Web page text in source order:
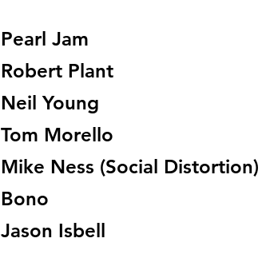
Pearl Jam
Robert Plant
Neil Young
Tom Morello
Mike Ness (Social Distortion)
Bono
Jason Isbell